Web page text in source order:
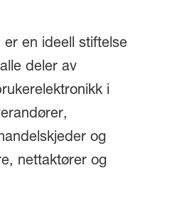
er en ideell stiftelse
deler av
i
og
nettaktører og